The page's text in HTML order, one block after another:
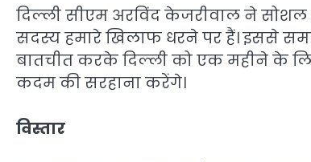
दिल्ली सीएम अरविंद केजरीवाल ने सोशल
सदस्य हमारे खिलाफ धरने पर हैं। इससे
बातचीत करके दिल्ली को एक महीने के
कदम की सरहाना करेंगे।
विस्तार